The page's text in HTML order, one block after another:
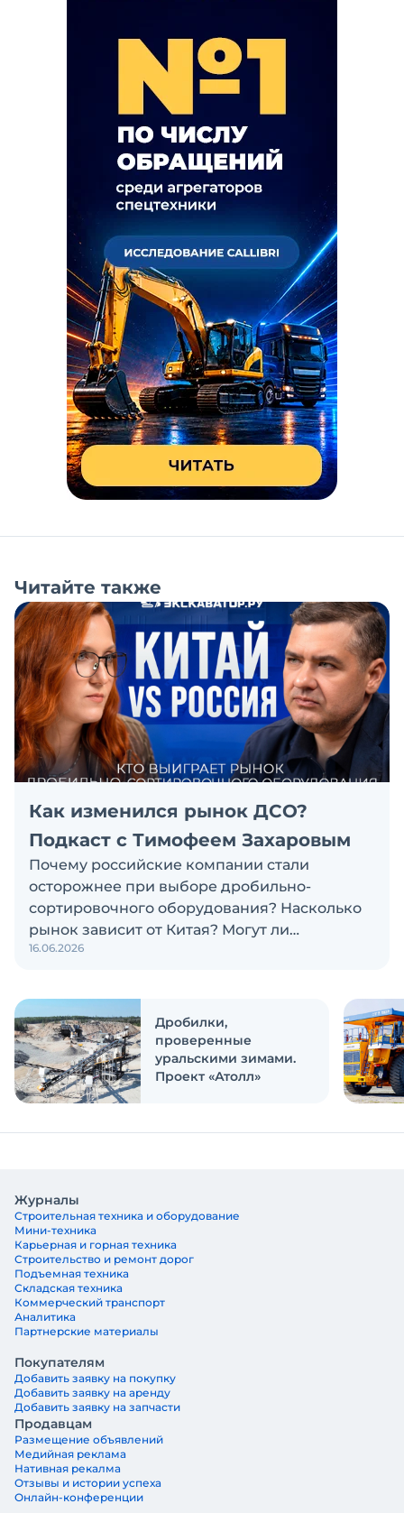
Читайте также
Как изменился рынок ДСО?
Подкаст с Тимофеем Захаровым
Почему российские компании стали
осторожнее при выборе дробильно-
сортировочного оборудования? Насколько
рынок зависит от Китая? Могут ли
российские и китайские производители
обсуждаем в новом выпуске подкаста
«Честно и открыто с Экскаватор Ру»
16.06.2026
Дробилки,
проверенные
уральскими зимами.
Проект «Атолл»
Журналы
Строительная техника и оборудование
Мини-техника
Карьерная и горная техника
Строительство и ремонт дорог
Подъемная техника
Складская техника
Коммерческий транспорт
Аналитика
Партнерские материалы
Покупателям
Добавить заявку на покупку
Добавить заявку на аренду
Добавить заявку на запчасти
Продавцам
Размещение объявлений
Медийная реклама
Нативная рекалма
Отзывы и истории успеха
Онлайн-конференции